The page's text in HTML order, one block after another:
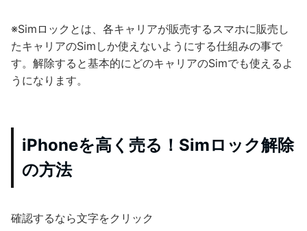
※Simロックとは、各キャリアが販売するスマホに販売し
たキャリアのSimしか使えないようにする仕組みの事で
す。解除すると基本的にどのキャリアのSimでも使えるよ
うになります。
iPhoneを高く売る！Simロック解除
の方法
確認するなら文字をクリック